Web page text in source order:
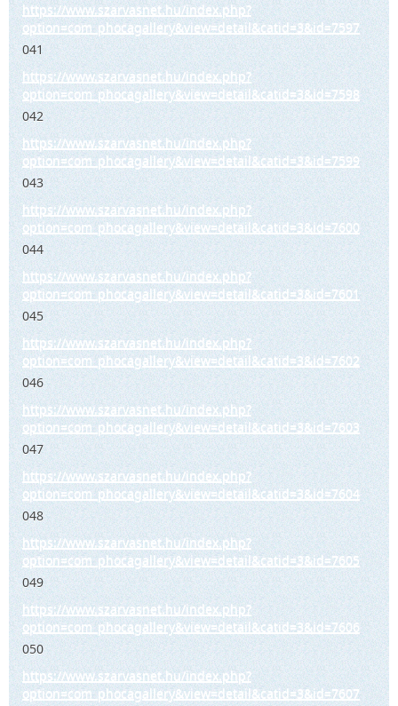
https://www.szarvasnet.hu/index.php?
option=com_phocagallery&view=detail&catid=3&id=7597
041
https://www.szarvasnet.hu/index.php?
option=com_phocagallery&view=detail&catid=3&id=7598
042
https://www.szarvasnet.hu/index.php?
option=com_phocagallery&view=detail&catid=3&id=7599
043
https://www.szarvasnet.hu/index.php?
option=com_phocagallery&view=detail&catid=3&id=7600
044
https://www.szarvasnet.hu/index.php?
option=com_phocagallery&view=detail&catid=3&id=7601
045
https://www.szarvasnet.hu/index.php?
option=com_phocagallery&view=detail&catid=3&id=7602
046
https://www.szarvasnet.hu/index.php?
option=com_phocagallery&view=detail&catid=3&id=7603
047
https://www.szarvasnet.hu/index.php?
option=com_phocagallery&view=detail&catid=3&id=7604
048
https://www.szarvasnet.hu/index.php?
option=com_phocagallery&view=detail&catid=3&id=7605
049
https://www.szarvasnet.hu/index.php?
option=com_phocagallery&view=detail&catid=3&id=7606
050
https://www.szarvasnet.hu/index.php?
option=com_phocagallery&view=detail&catid=3&id=7607